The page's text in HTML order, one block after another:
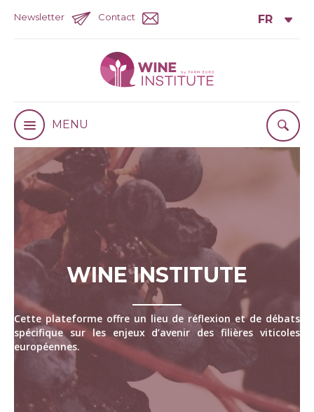
Newsletter Contact
MENU
WINE INSTITUTE
Cette plateforme offre un lieu de réflexion et de débats
spécifique sur les enjeux d’avenir des filières viticoles
européennes.